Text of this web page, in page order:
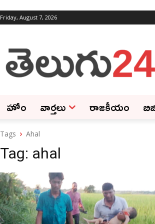
Friday, August 7, 2026
హోం వార్తలు రాజకీయం
Tags Ahal
Tag: ahal